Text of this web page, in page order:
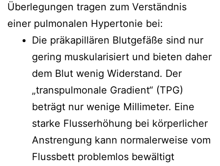
Überlegungen tragen zum Verständnis
einer pulmonalen Hypertonie bei:
Die präkapillären Blutgefäße sind nur
gering muskularisiert und bieten daher
dem Blut wenig Widerstand. Der
„transpulmonale Gradient“ (TPG)
beträgt nur wenige Millimeter. Eine
starke Flusserhöhung bei körperlicher
Anstrengung kann normalerweise vom
Flussbett problemlos bewältigt